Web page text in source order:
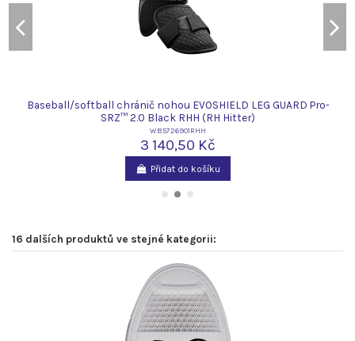
Baseball/softball chránič nohou EVOSHIELD LEG GUARD Pro-
SRZ™ 2.0 Black RHH (RH Hitter)
WB5726901RHH
3 140,50 Kč
Přidat do košíku
16 dalších produktů ve stejné kategorii: